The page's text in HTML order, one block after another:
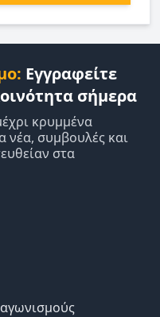
Εγγραφείτε
σήμερα
κρυμμένα
νέα, συμβουλές και
στα